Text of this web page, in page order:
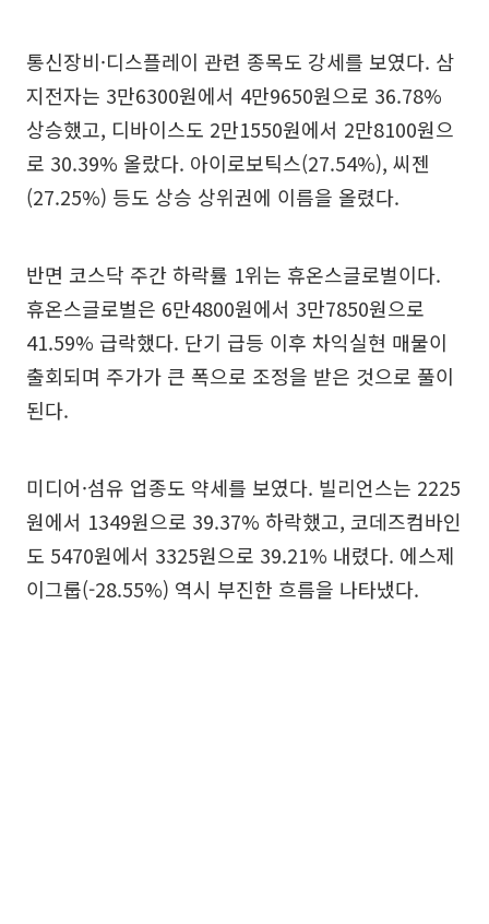
통신장비·디스플레이 관련 종목도 강세를 보였다. 삼
지전자는 3만6300원에서 4만9650원으로 36.78%
상승했고, 디바이스도 2만1550원에서 2만8100원으
로 30.39% 올랐다. 아이로보틱스(27.54%), 씨젠
(27.25%) 등도 상승 상위권에 이름을 올렸다.
반면 코스닥 주간 하락률 1위는 휴온스글로벌이다.
휴온스글로벌은 6만4800원에서 3만7850원으로
41.59% 급락했다. 단기 급등 이후 차익실현 매물이
출회되며 주가가 큰 폭으로 조정을 받은 것으로 풀이
된다.
미디어·섬유 업종도 약세를 보였다. 빌리언스는 2225
원에서 1349원으로 39.37% 하락했고, 코데즈컴바인
도 5470원에서 3325원으로 39.21% 내렸다. 에스제
이그룹(-28.55%) 역시 부진한 흐름을 나타냈다.